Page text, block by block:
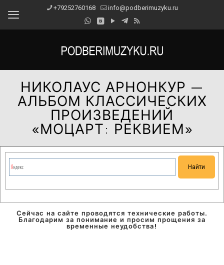
+79252760168 info@podberimuzyku.ru
НИКОЛАУС АРНОНКУР —
АЛЬБОМ КЛАССИЧЕСКИХ
ПРОИЗВЕДЕНИЙ
«МОЦАРТ: РЕКВИЕМ»
Сейчас на сайте проводятся технические работы.
Благодарим за понимание и просим прощения за
временные неудобства!